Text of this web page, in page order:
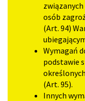
osób
(Art. 94)
Wymagań
podstawie
(Art. 95).
Innych